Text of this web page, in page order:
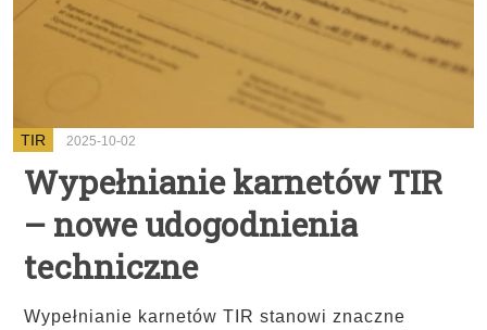
TIR 2025-10-02
Wypełnianie karnetów TIR
– nowe udogodnienia
techniczne
Wypełnianie karnetów TIR stanowi znaczne